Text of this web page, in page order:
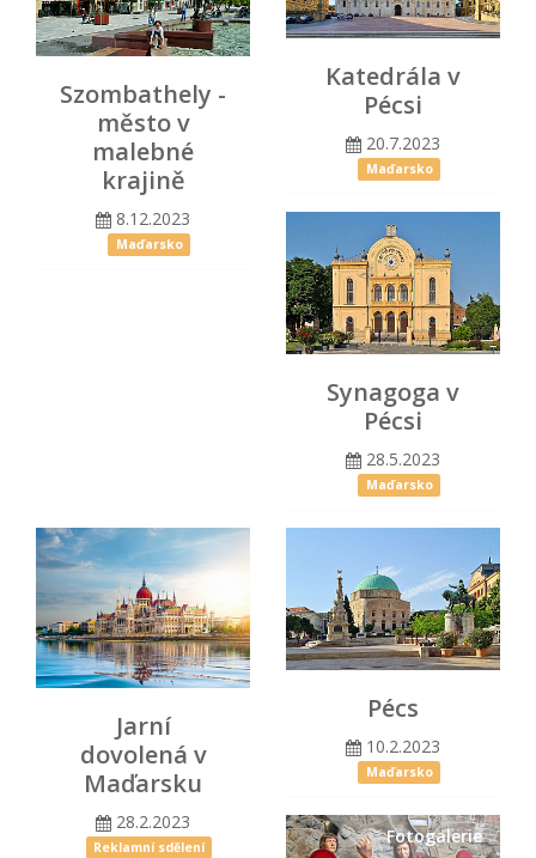
Szombathely -
město v
malebné
krajině
8.12.2023
Maďarsko
Katedrála v
Pécsi
20.7.2023
Maďarsko
Synagoga v
Pécsi
28.5.2023
Maďarsko
Jarní
dovolená v
Maďarsku
28.2.2023
Reklamní sdělení
Pécs
10.2.2023
Maďarsko
Fotogalerie